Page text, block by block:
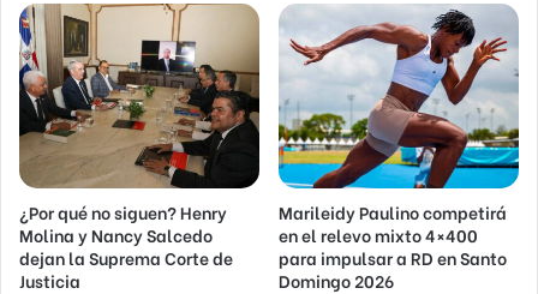
¿Por qué no siguen? Henry
Molina y Nancy Salcedo
dejan la Suprema Corte de
Justicia
Marileidy Paulino competirá
en el relevo mixto 4×400
para impulsar a RD en Santo
Domingo 2026